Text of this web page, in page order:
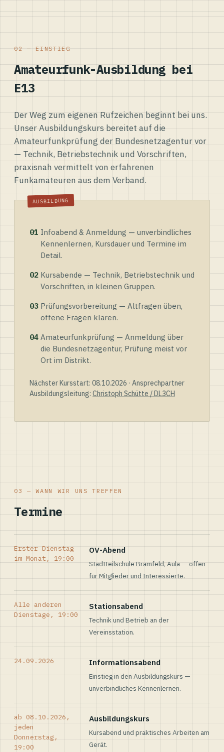
02 — EINSTIEG
Amateurfunk-Ausbildung bei
E13
Der Weg zum eigenen Rufzeichen beginnt bei uns.
Unser Ausbildungskurs bereitet auf die
Amateurfunkprüfung der Bundesnetzagentur vor
— Technik, Betriebstechnik und Vorschriften,
praxisnah vermittelt von erfahrenen
Funkamateuren aus dem Verband.
01 Infoabend & Anmeldung — unverbindliches
Kennenlernen, Kursdauer und Termine im
Detail.
02 Kursabende — Technik, Betriebstechnik und
Vorschriften, in kleinen Gruppen.
03 Prüfungsvorbereitung — Altfragen üben,
offene Fragen klären.
04 Amateurfunkprüfung — Anmeldung über
die Bundesnetzagentur, Prüfung meist vor
Ort im Distrikt.
Nächster Kursstart: 08.10.2026 · Ansprechpartner
Ausbildungsleitung: Christoph Schütte / DL3CH
03 — WANN WIR UNS TREFFEN
Termine
Erster Dienstag
im Monat, 19:00
OV-Abend
Stadtteilschule Bramfeld, Aula — offen
für Mitglieder und Interessierte.
Alle anderen
Dienstage, 19:00
Stationsabend
Technik und Betrieb an der
Vereinsstation.
24.09.2026 Informationsabend
Einstieg in den Ausbildungskurs —
unverbindliches Kennenlernen.
ab 08.10.2026,
jeden
Donnerstag,
19:00
Ausbildungskurs
Kursabend und praktisches Arbeiten am
Gerät.